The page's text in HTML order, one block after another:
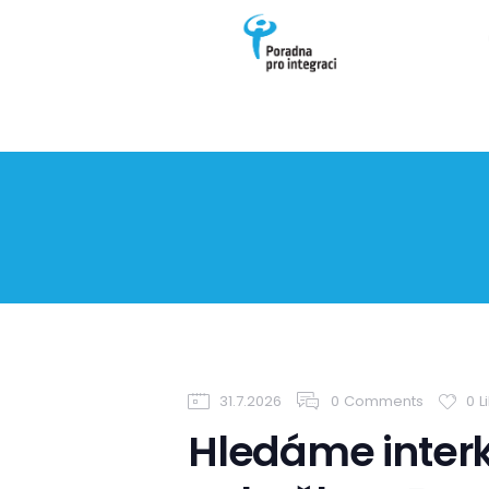
Poradna pro integraci je nezisková organizace, která
31.7.2026 0 Comments 0
Hledáme